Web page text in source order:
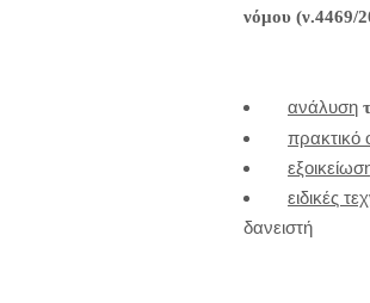
νόμου (ν.4469/
ανάλυση τ
πρακτικό
ειδικές
δανειστή